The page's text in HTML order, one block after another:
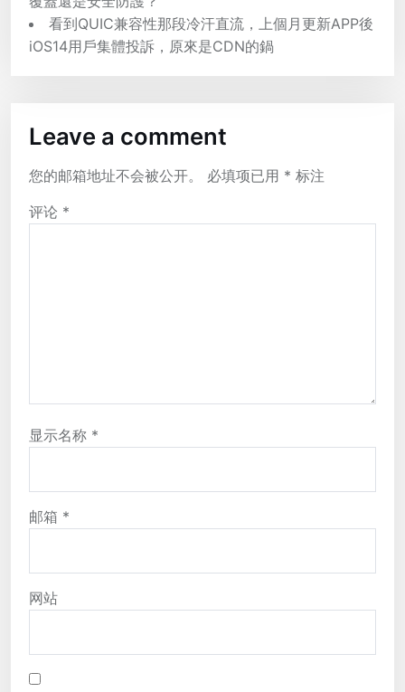
看到QUIC兼容性那段冷汗直流，上個月更新APP後
iOS14用戶集體投訴，原來是CDN的鍋
Leave a comment
您的邮箱地址不会被公开。 必填项已用 * 标注
评论 *
显示名称 *
邮箱 *
网站